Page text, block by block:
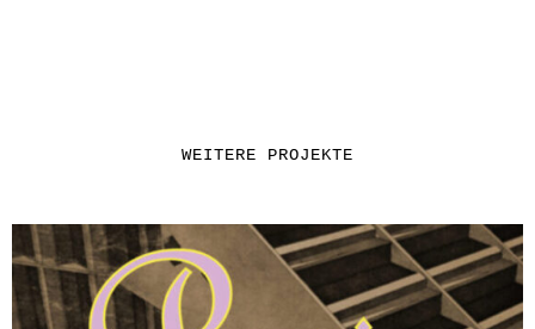
WEITERE PROJEKTE